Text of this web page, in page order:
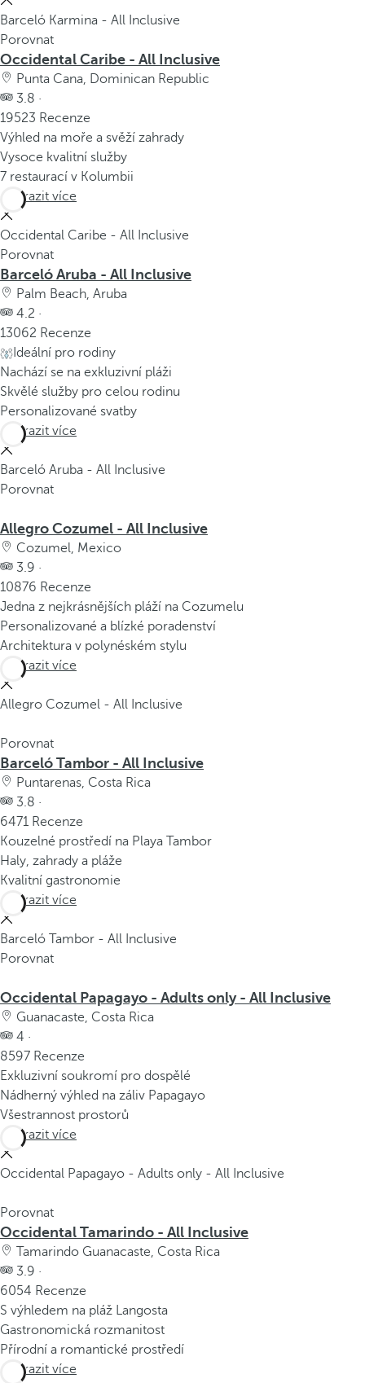
Barceló Karmina - All Inclusive
Porovnat
Occidental Caribe - All Inclusive
Punta Cana, Dominican Republic
3.8 ·
19523 Recenze
Výhled na moře a svěží zahrady
Vysoce kvalitní služby
7 restaurací v Kolumbii
Zobrazit více
Occidental Caribe - All Inclusive
Porovnat
Barceló Aruba - All Inclusive
Palm Beach, Aruba
4.2 ·
13062 Recenze
Ideální pro rodiny
Nachází se na exkluzivní pláži
Skvělé služby pro celou rodinu
Personalizované svatby
Zobrazit více
Barceló Aruba - All Inclusive
Porovnat
Allegro Cozumel - All Inclusive
Cozumel, Mexico
3.9 ·
10876 Recenze
Jedna z nejkrásnějších pláží na Cozumelu
Personalizované a blízké poradenství
Architektura v polynéském stylu
Zobrazit více
Allegro Cozumel - All Inclusive
Porovnat
Barceló Tambor - All Inclusive
Puntarenas, Costa Rica
3.8 ·
6471 Recenze
Kouzelné prostředí na Playa Tambor
Haly, zahrady a pláže
Kvalitní gastronomie
Zobrazit více
Barceló Tambor - All Inclusive
Porovnat
Occidental Papagayo - Adults only - All Inclusive
Guanacaste, Costa Rica
4 ·
8597 Recenze
Exkluzivní soukromí pro dospělé
Nádherný výhled na záliv Papagayo
Všestrannost prostorů
Zobrazit více
Occidental Papagayo - Adults only - All Inclusive
Porovnat
Occidental Tamarindo - All Inclusive
Tamarindo Guanacaste, Costa Rica
3.9 ·
6054 Recenze
S výhledem na pláž Langosta
Gastronomická rozmanitost
Přírodní a romantické prostředí
Zobrazit více